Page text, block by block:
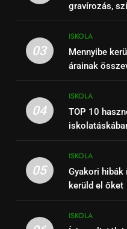
gravírozás,
03
ISKOLA
Mennyibe
árainak
04
ISKOLA
TOP 10
05
ISKOLA
Gyakori hibák
kerüld el őket
ISKOLA